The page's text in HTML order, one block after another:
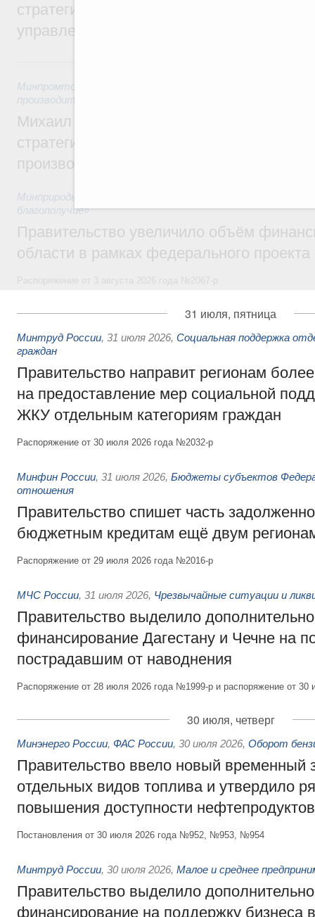
стратегической сессии о
управления научно-технологическим
Минпромторг России
производительности труда и поддержки занятости
Михаил Мишустин дал поручения по
стратегической сессии, посвящённой
производительности труда
Минприроды России
благополучие»
Правительство увеличило объём
области в рамках федерального
31 июля, пятница
Минтруд России, 31 июля 2026, Социальная поддержка
граждан
Правительство направит регионам
на предоставление мер социальной
ЖКУ отдельным категориям граждан
Распоряжение от 30 июля 2026 года №2032-р
Минфин России, 31 июля 2026, Бюджеты субъектов
отношения
Правительство спишет часть
бюджетным кредитам ещё двум
Распоряжение от 29 июля 2026 года №2016-р
МЧС России, 31 июля 2026, Чрезвычайные ситуации и
Правительство выделило
финансирование Дагестану и Чечне на
пострадавшим от наводнения
Распоряжение от 28 июля 2026 года №1999-р и распоряжение от
30 июля, четверг
Минэнерго России, ФАС России, 30 июля 2026, Оборот
Правительство ввело новый временный
отдельных видов топлива и утвердило
повышения доступности нефтепродуктов
Постановления от 30 июля 2026 года №952, №953, №954
Минтруд России, 30 июля 2026, Малое и среднее
Правительство выделило
финансирование на поддержку бизнеса